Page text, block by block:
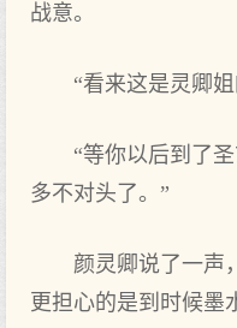
战意。
“看来这是灵卿
“等你以后到了
多不对头了。”
颜灵卿说了一声
更担心的是到时候墨